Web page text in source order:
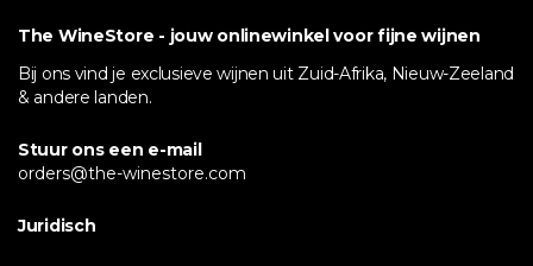
The WineStore - jouw onlinewinkel voor fijne wijnen
Bij ons vind je exclusieve wijnen uit Zuid-Afrika, Nieuw-Zeeland
& andere landen.
Stuur ons een e-mail
orders@the-winestore.com
Juridisch